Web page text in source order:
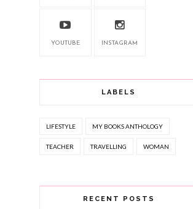
YOUTUBE INSTAGRAM
LABELS
LIFESTYLE MY BOOKS ANTHOLOGY
TEACHER TRAVELLING WOMAN
RECENT POSTS